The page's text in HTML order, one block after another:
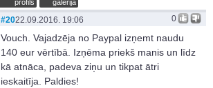
profils galerija
0
#2022.09.2016. 19:06
Vouch. Vajadzēja no Paypal izņemt naudu
140 eur vērtībā. Izņēma priekš manis un līdz
kā atnāca, padeva ziņu un tikpat ātri
ieskaitīja. Paldies!